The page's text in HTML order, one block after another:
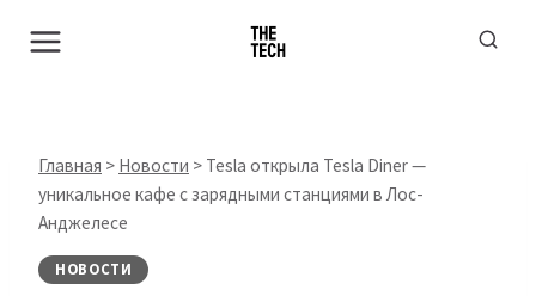
Главная > Новости > Tesla открыла Tesla Diner —
уникальное кафе с зарядными станциями в Лос-
Анджелесе
НОВОСТИ